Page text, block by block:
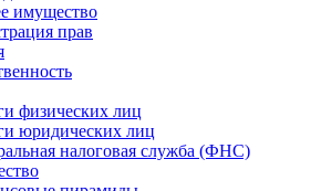
имущество
прав
физических лиц
юридических лиц
налоговая служба (ФНС)